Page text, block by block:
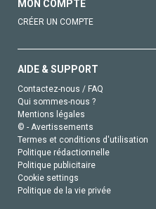
MON COMPTE
CRÉER UN COMPTE
AIDE & SUPPORT
Contactez-nous / FAQ
Qui sommes-nous ?
Mentions légales
© - Avertissements
Termes et conditions d'utilisation
Politique rédactionnelle
Politique publicitaire
Cookie settings
Politique de la vie privée